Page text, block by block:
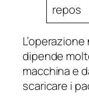
repos
dipende
macchina e
scaricare i